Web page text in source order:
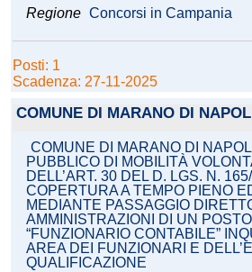
Regione Concorsi in Campania
Posti: 1
Scadenza: 27-11-2025
COMUNE DI MARANO DI
COMUNE DI MARANO DI
PUBBLICO DI MOBILITÀ
DELL’ART. 30 DEL D. LGS. N.
COPERTURA A TEMPO PIENO
MEDIANTE PASSAGGIO
AMMINISTRAZIONI DI UN
“FUNZIONARIO CONTABILE”
AREA DEI FUNZIONARI E
QUALIFICAZIONE